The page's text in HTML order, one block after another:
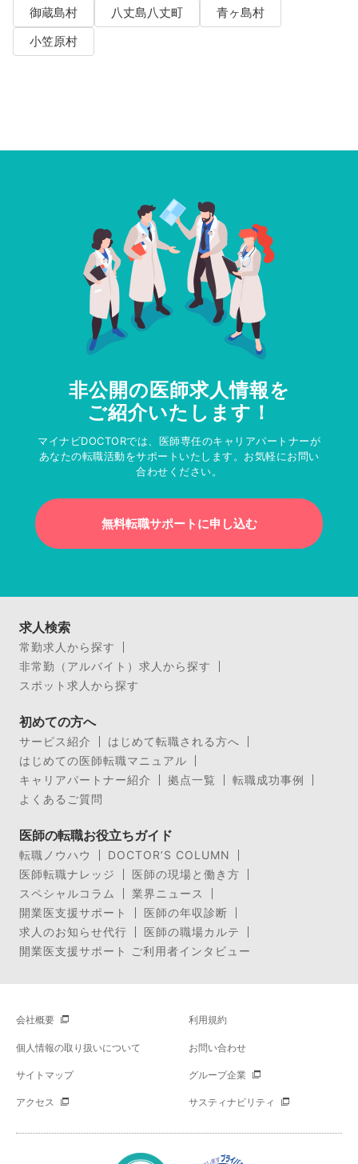
御蔵島村
八丈島八丈町
青ヶ島村
小笠原村
非公開の医師求人情報を
ご紹介いたします！
マイナビDOCTORでは、医師専任のキャリアパートナーが
あなたの転職活動をサポートいたします。お気軽にお問い
合わせください。
無料転職サポートに申し込む
求人検索
常勤求人から探す
非常勤（アルバイト）求人から探す
スポット求人から探す
初めての方へ
サービス紹介
はじめて転職される方へ
はじめての医師転職マニュアル
キャリアパートナー紹介
拠点一覧
転職成功事例
よくあるご質問
医師の転職お役立ちガイド
転職ノウハウ
DOCTOR’S COLUMN
医師転職ナレッジ
医師の現場と働き方
スペシャルコラム
業界ニュース
開業医支援サポート
医師の年収診断
求人のお知らせ代行
医師の職場カルテ
開業医支援サポート ご利用者インタビュー
会社概要 利用規約
個人情報の取り扱いについて お問い合わせ
サイトマップ グループ企業
アクセス サスティナビリティ